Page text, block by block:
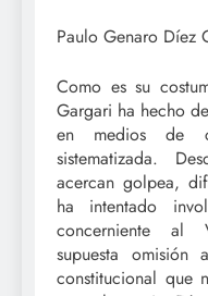
Paulo Genaro Díez
Como es su
Gargari ha hecho
en medios de
sistematizada.
acercan golpea,
ha intentado
concerniente al
supuesta omisión
constitucional que